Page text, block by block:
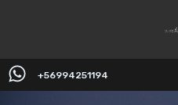
+56994251194